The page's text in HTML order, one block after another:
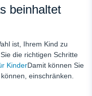
beinhaltet
ist, Ihrem Kind zu
die richtigen Schritte
KinderDamit können Sie
einschränken.